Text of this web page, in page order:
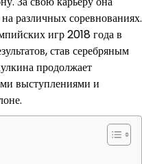
различных соревнованиях.
игр 2018 года в
став серебряным
продолжает
выступлениями и